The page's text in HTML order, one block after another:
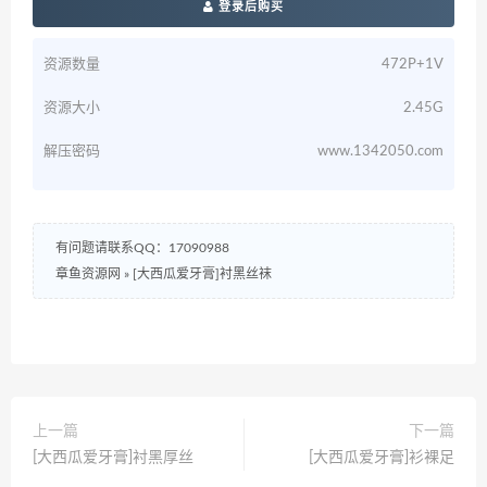
登录后购买
资源数量 472P+1V
资源大小 2.45G
解压密码 www.1342050.com
有问题请联系QQ：17090988
章鱼资源网 » [大西瓜爱牙膏]衬黑丝袜
上一篇
[大西瓜爱牙膏]衬黑厚丝
下一篇
[大西瓜爱牙膏]衫裸足